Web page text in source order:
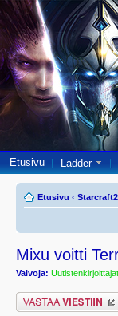
Etusivu Ladder
Etusivu ‹
Mixu voitti
Valvoja: Uutistenkirjoittajat
Lähetä vastaus